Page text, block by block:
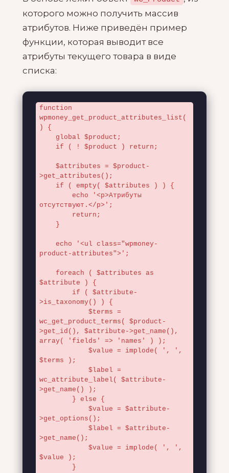
которого можно получить массив
атрибутов. Ниже приведён пример
функции, которая выводит все
атрибуты текущего товара в виде
списка:
function
wpmoney_get_product_attributes_list(
) {
>get_attributes();
отсутствуют.</p>';
product-attributes">';
$attribute ) {
>is_taxonomy() ) {
wc_get_product_terms( $product-
>get_id(), $attribute->get_name(),
array( 'fields' => 'names' ) );
$terms );
wc_attribute_label( $attribute-
>get_name() );
>get_options();
>get_name();
$value );